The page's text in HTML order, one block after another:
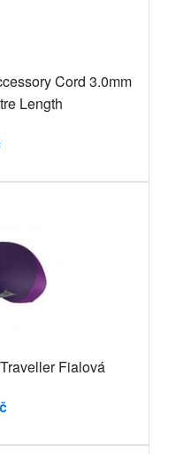
Cord 3.0mm
Length
Fialová